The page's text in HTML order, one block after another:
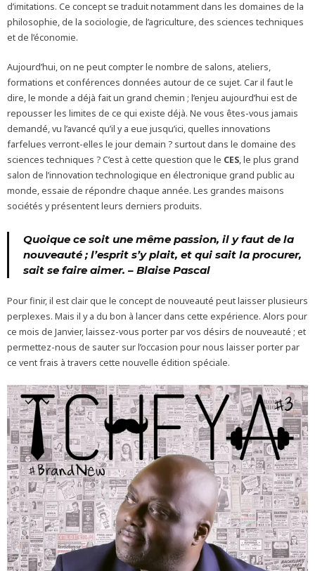
d’imitations. Ce concept se traduit notamment dans les domaines de la
philosophie, de la sociologie, de l’agriculture, des sciences techniques
et de l’économie.
Aujourd’hui, on ne peut compter le nombre de salons, ateliers,
formations et conférences données autour de ce sujet. Car il faut le
dire, le monde a déjà fait un grand chemin ; l’enjeu aujourd’hui est de
repousser les limites de ce qui existe déjà. Ne vous êtes-vous jamais
demandé, vu l’avancé qu’il y a eue jusqu’ici, quelles innovations
farfelues verront-elles le jour demain ? surtout dans le domaine des
sciences techniques ? C’est à cette question que le CES, le plus grand
salon de l’innovation technologique en électronique grand public au
monde, essaie de répondre chaque année. Les grandes maisons
sociétés y présentent leurs derniers produits.
Quoique ce soit une même passion, il y faut de la
nouveauté ; l’esprit s’y plait, et qui sait la procurer,
sait se faire aimer. – Blaise Pascal
Pour finir, il est clair que le concept de nouveauté peut laisser plusieurs
perplexes. Mais il y a du bon à lancer dans cette expérience. Alors pour
ce mois de Janvier, laissez-vous porter par vos désirs de nouveauté ; et
permettez-nous de sauter sur l’occasion pour nous laisser porter par
ce vent frais à travers cette nouvelle édition spéciale.